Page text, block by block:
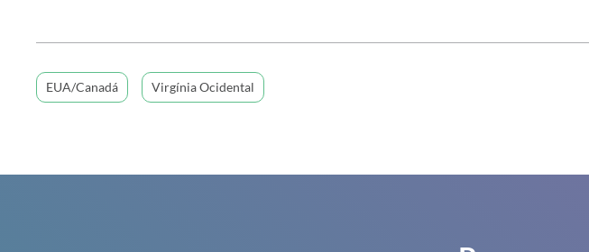
EUA/Canadá Virgínia Ocidental